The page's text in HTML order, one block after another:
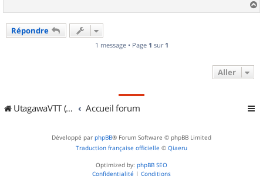
a
Répondre
1 message • Page 1 sur 1
Aller
UtagawaVTT (Randos VTT et VTTAE avec traces GPS) Accueil forum
Développé par phpBB® Forum Software © phpBB Limited
Traduction française officielle © Qiaeru
Optimized by: phpBB SEO
Confidentialité | Conditions